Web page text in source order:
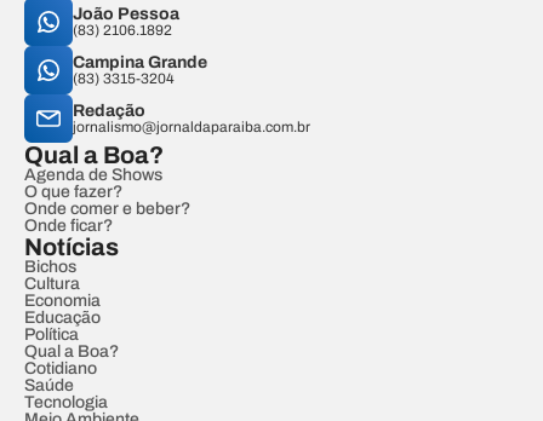
João Pessoa
(83) 2106.1892
Campina Grande
(83) 3315-3204
Redação
jornalismo@jornaldaparaiba.com.br
Qual a Boa?
Agenda de Shows
O que fazer?
Onde comer e beber?
Onde ficar?
Notícias
Bichos
Cultura
Economia
Educação
Política
Qual a Boa?
Cotidiano
Saúde
Tecnologia